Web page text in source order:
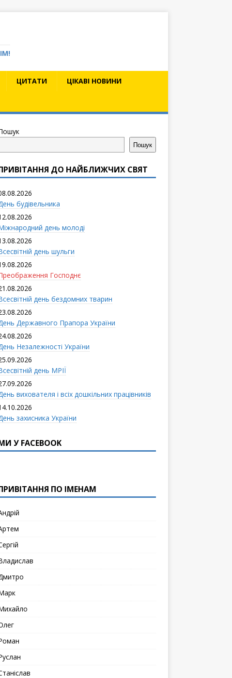
ЦИТАТИ ЦІКАВІ НОВИНИ
Пошук
ДО НАЙБЛИЖЧИХ СВЯТ
будівельника
день молоді
день шульги
Господнє
день бездомних тварин
Державного Прапора України
Незалежності України
день МРІЇ
вихователя і всіx дошкільних працівників
захисника України
У FACEBOOK
ПО ІМЕНАМ